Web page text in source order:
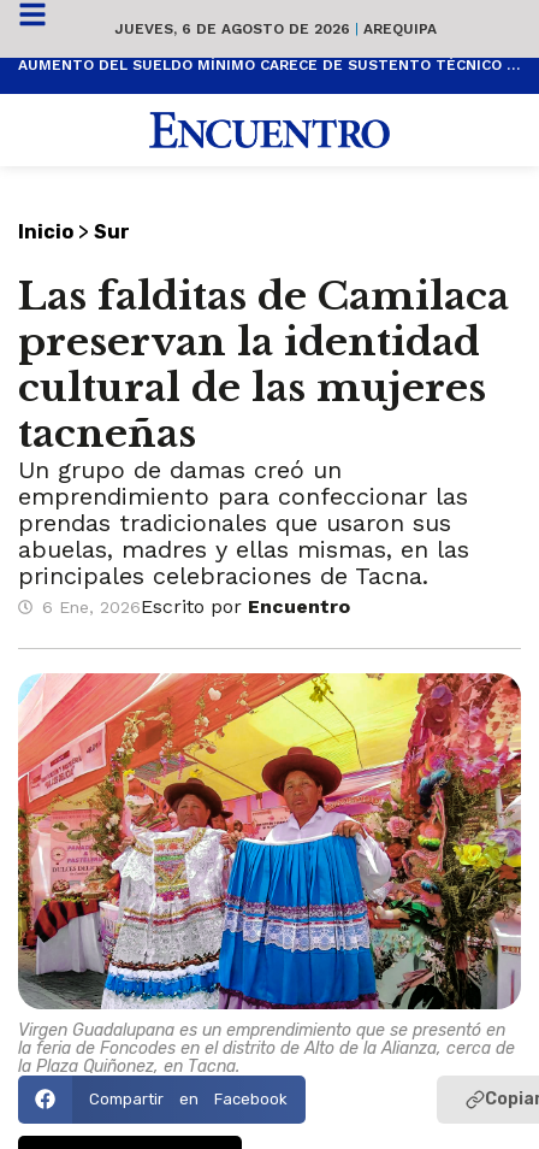
JUEVES, 6 DE AGOSTO DE 2026 | AREQUIPA
AUMENTO DEL SUELDO MÍNIMO CARECE DE SUSTENTO TÉCNICO Y ES POPULISTA
Inicio > Sur
Las falditas de Camilaca
preservan la identidad
cultural de las mujeres
tacneñas
Un grupo de damas creó un
emprendimiento para confeccionar las
prendas tradicionales que usaron sus
abuelas, madres y ellas mismas, en las
principales celebraciones de Tacna.
6 Ene, 2026Escrito por Encuentro
Virgen Guadalupana es un emprendimiento que se presentó en
la feria de Foncodes en el distrito de Alto de la Alianza, cerca de
la Plaza Quiñonez, en Tacna.
Compartir en Facebook